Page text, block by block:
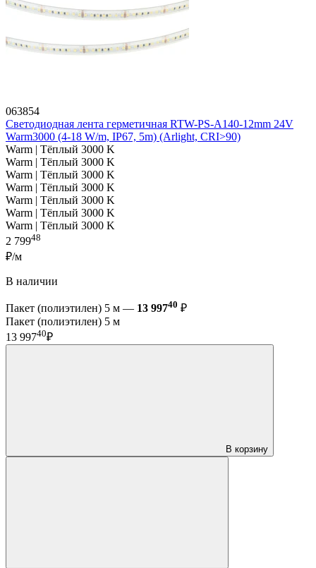
063854
Светодиодная лента герметичная RTW-PS-A140-12mm 24V
Warm3000 (4-18 W/m, IP67, 5m) (Arlight, CRI>90)
Warm | Тёплый 3000 K
Warm | Тёплый 3000 K
Warm | Тёплый 3000 K
Warm | Тёплый 3000 K
Warm | Тёплый 3000 K
Warm | Тёплый 3000 K
Warm | Тёплый 3000 K
2 79948
₽/м
В наличии
Пакет (полиэтилен) 5 м — 13 99740 ₽
Пакет (полиэтилен) 5 м
13 99740₽
В корзину